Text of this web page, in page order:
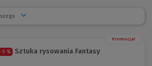
Promocja!
-5 % Sztuka rysowania Fantasy